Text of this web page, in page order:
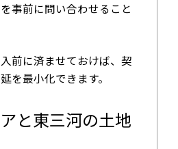
事前に問い合わせること
前に済ませておけば、契
を最小化できます。
と東三河の土地